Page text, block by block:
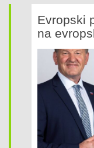
Evropski
na
pod